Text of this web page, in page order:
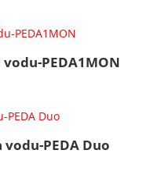
PEDA1MON
PEDA Duo